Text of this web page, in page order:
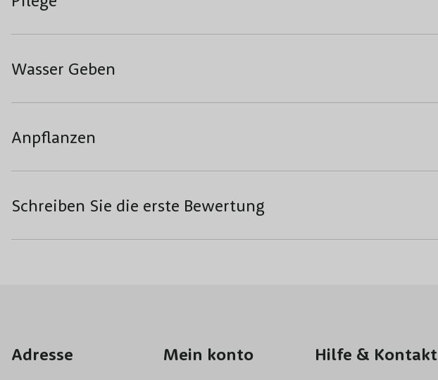
Wasser Geben
Anpflanzen
Schreiben Sie die erste Bewertung
Adresse Mein konto Hilfe & Kontakt